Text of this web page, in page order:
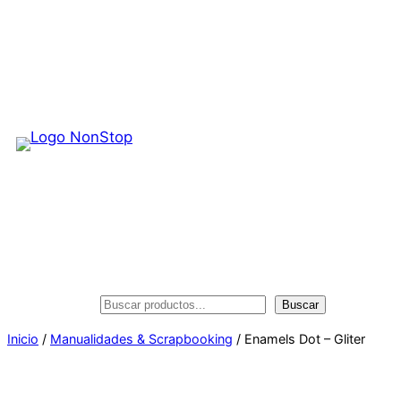
Buscar Buscar
Inicio / Manualidades & Scrapbooking / Enamels Dot – Gliter